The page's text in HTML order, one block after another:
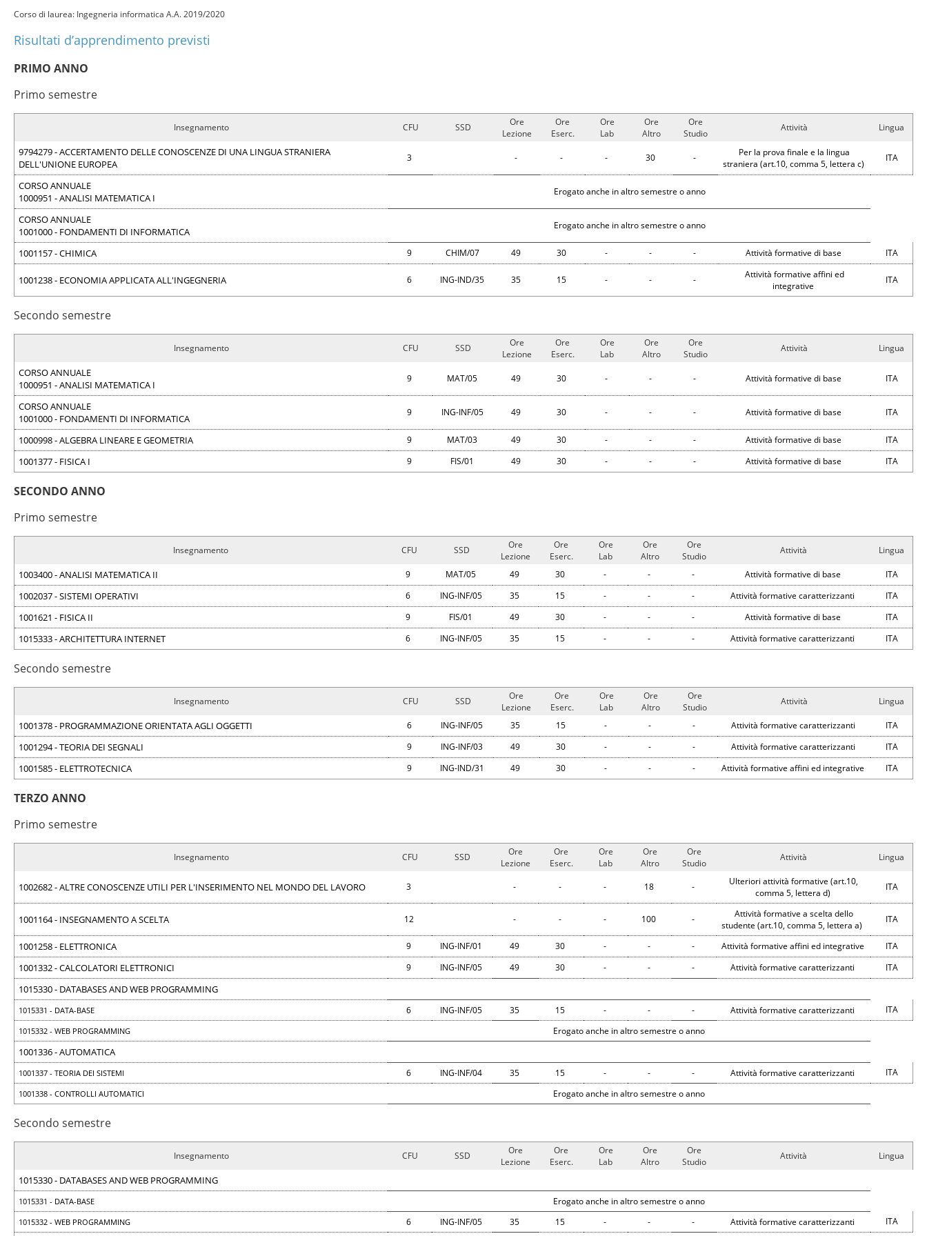
Corso di laurea: Ingegneria informatica A.A. 2019/2020
Risultati d’apprendimento previsti
PRIMO ANNO
Primo semestre
Insegnamento CFU SSD
Ore
Lezione
Ore
Eserc.
Ore
Lab
Ore
Altro
Ore
Studio
Attività Lingua
9794279 - ACCERTAMENTO DELLE CONOSCENZE DI UNA LINGUA STRANIERA
DELL'UNIONE EUROPEA
3 - - - 30 -
Per la prova finale e la lingua
straniera (art.10, comma 5, lettera c)
ITA
CORSO ANNUALE
1000951 - ANALISI MATEMATICA I
Erogato anche in altro semestre o anno
CORSO ANNUALE
1001000 - FONDAMENTI DI INFORMATICA
Erogato anche in altro semestre o anno
1001157 - CHIMICA 9 CHIM/07 49 30 - - - Attività formative di base ITA
1001238 - ECONOMIA APPLICATA ALL'INGEGNERIA 6 ING-IND/35 35 15 - - -
Attività formative affini ed
integrative
ITA
Secondo semestre
Insegnamento CFU SSD
Ore
Lezione
Ore
Eserc.
Ore
Lab
Ore
Altro
Ore
Studio
Attività Lingua
CORSO ANNUALE
1000951 - ANALISI MATEMATICA I
9 MAT/05 49 30 - - - Attività formative di base ITA
CORSO ANNUALE
1001000 - FONDAMENTI DI INFORMATICA
9 ING-INF/05 49 30 - - - Attività formative di base ITA
1000998 - ALGEBRA LINEARE E GEOMETRIA 9 MAT/03 49 30 - - - Attività formative di base ITA
1001377 - FISICA I 9 FIS/01 49 30 - - - Attività formative di base ITA
SECONDO ANNO
Primo semestre
Insegnamento CFU SSD
Ore
Lezione
Ore
Eserc.
Ore
Lab
Ore
Altro
Ore
Studio
Attività Lingua
1003400 - ANALISI MATEMATICA II 9 MAT/05 49 30 - - - Attività formative di base ITA
1002037 - SISTEMI OPERATIVI 6 ING-INF/05 35 15 - - - Attività formative caratterizzanti ITA
1001621 - FISICA II 9 FIS/01 49 30 - - - Attività formative di base ITA
1015333 - ARCHITETTURA INTERNET 6 ING-INF/05 35 15 - - - Attività formative caratterizzanti ITA
Secondo semestre
Insegnamento CFU SSD
Ore
Lezione
Ore
Eserc.
Ore
Lab
Ore
Altro
Ore
Studio
Attività Lingua
1001378 - PROGRAMMAZIONE ORIENTATA AGLI OGGETTI 6 ING-INF/05 35 15 - - - Attività formative caratterizzanti ITA
1001294 - TEORIA DEI SEGNALI 9 ING-INF/03 49 30 - - - Attività formative caratterizzanti ITA
1001585 - ELETTROTECNICA 9 ING-IND/31 49 30 - - - Attività formative affini ed integrative ITA
TERZO ANNO
Primo semestre
Insegnamento CFU SSD
Ore
Lezione
Ore
Eserc.
Ore
Lab
Ore
Altro
Ore
Studio
Attività Lingua
1002682 - ALTRE CONOSCENZE UTILI PER L'INSERIMENTO NEL MONDO DEL LAVORO 3 - - - 18 -
Ulteriori attività formative (art.10,
comma 5, lettera d)
ITA
1001164 - INSEGNAMENTO A SCELTA 12 - - - 100 -
Attività formative a scelta dello
studente (art.10, comma 5, lettera a)
ITA
1001258 - ELETTRONICA 9 ING-INF/01 49 30 - - - Attività formative affini ed integrative ITA
1001332 - CALCOLATORI ELETTRONICI 9 ING-INF/05 49 30 - - - Attività formative caratterizzanti ITA
1015330 - DATABASES AND WEB PROGRAMMING
1015331 - DATA-BASE 6 ING-INF/05 35 15 - - - Attività formative caratterizzanti ITA
1015332 - WEB PROGRAMMING Erogato anche in altro semestre o anno
1001336 - AUTOMATICA
1001337 - TEORIA DEI SISTEMI 6 ING-INF/04 35 15 - - - Attività formative caratterizzanti ITA
1001338 - CONTROLLI AUTOMATICI Erogato anche in altro semestre o anno
Secondo semestre
Insegnamento CFU SSD
Ore
Lezione
Ore
Eserc.
Ore
Lab
Ore
Altro
Ore
Studio
Attività Lingua
1015330 - DATABASES AND WEB PROGRAMMING
1015331 - DATA-BASE Erogato anche in altro semestre o anno
1015332 - WEB PROGRAMMING 6 ING-INF/05 35 15 - - - Attività formative caratterizzanti ITA